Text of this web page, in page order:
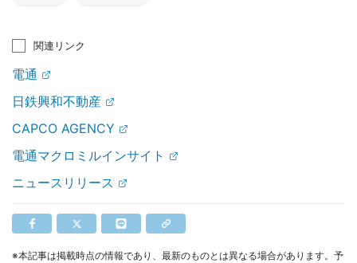
関連リンク
電通
日鉄興和不動産
CAPCO AGENCY
電通マクロミルインサイト
ニュースリリース
※本記事は掲載時点の情報であり、最新のものとは異なる場合があります。予